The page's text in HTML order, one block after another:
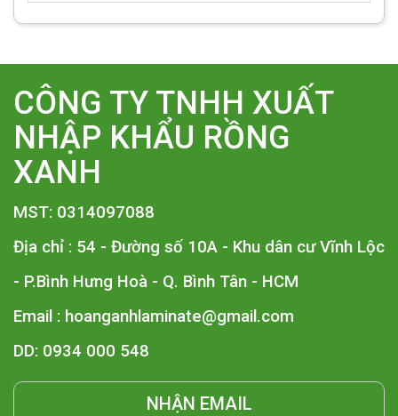
CÔNG TY TNHH XUẤT
NHẬP KHẨU RỒNG
XANH
MST: 0314097088
Địa chỉ : 54 - Đường số 10A - Khu dân cư Vĩnh Lộc
- P.Bình Hưng Hoà - Q. Bình Tân - HCM
Email : hoanganhlaminate@gmail.com
DD: 0934 000 548
NHẬN EMAIL